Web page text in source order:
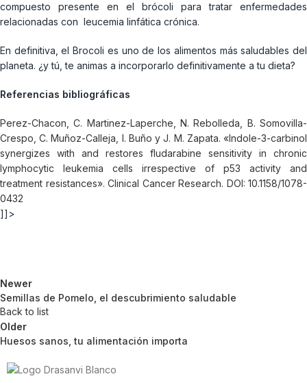
compuesto presente en el brócoli para tratar enfermedades
relacionadas con leucemia linfática crónica.
En definitiva, el Brocoli es uno de los alimentos más saludables del
planeta. ¿y tú, te animas a incorporarlo definitivamente a tu dieta?
Referencias bibliográficas
Perez-Chacon, C. Martinez-Laperche, N. Rebolleda, B. Somovilla-
Crespo, C. Muñoz-Calleja, I. Buño y J. M. Zapata. «Indole-3-carbinol
synergizes with and restores fludarabine sensitivity in chronic
lymphocytic leukemia cells irrespective of p53 activity and
treatment resistances». Clinical Cancer Research. DOI: 10.1158/1078-
0432
]]>
Newer
Semillas de Pomelo, el descubrimiento saludable
Back to list
Older
Huesos sanos, tu alimentación importa